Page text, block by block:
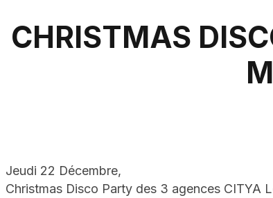
CHRISTMAS
Jeudi 22 Décembre,
Christmas Disco Party des 3 agences CITYA